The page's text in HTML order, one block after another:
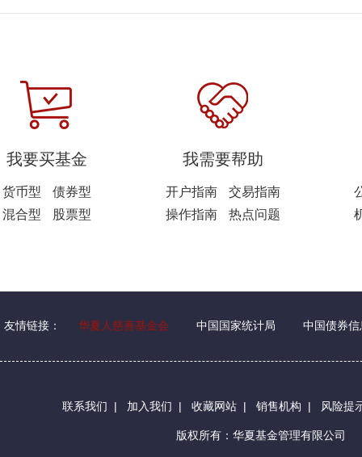
我要买基金
货币型
债券型
混合型
股票型
我需要帮助
开户指南
交易指南
操作指南
热点问题
友情链接： 华夏人慈善基金会 中国国家统计局 中国债券信
联系我们 | 加入我们 | 收藏网站 | 销售机构 | 风险提
版权所有：华夏基金管理有限公司